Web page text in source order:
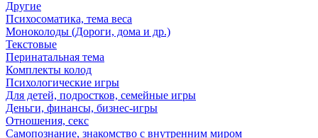
Другие
Психосоматика, тема веса
Моноколоды (Дороги, дома и др.)
Текстовые
Перинатальная тема
Комплекты колод
Психологические игры
Для детей, подростков, семейные игры
Деньги, финансы, бизнес-игры
Отношения, секс
Самопознание, знакомство с внутренним миром